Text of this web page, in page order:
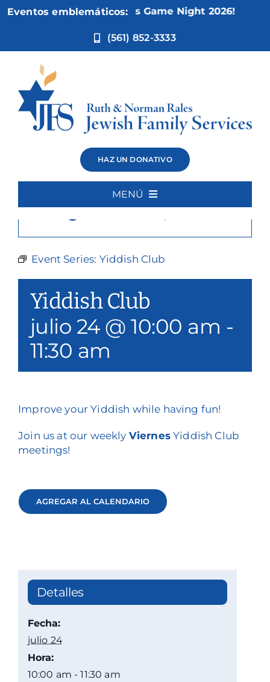
Eventos emblemáticos:
5:Not Your Mother’s Game Night 2026!
(561) 852-3333
HAZ UN DONATIVO
MENÚ
Quiénes somos
Filantropía y voluntariado
Póngase en contacto con
Buscar en
Donar
Yiddish Club
Event Series: Yiddish Club
Yiddish Club
julio 24 @ 10:00 am -
11:30 am
Improve your Yiddish while having fun!
Join us at our weekly ViernesYiddish Club
meetings!
AGREGAR AL CALENDARIO
Detalles
Fecha:
julio 24
Hora:
10:00 am - 11:30 am